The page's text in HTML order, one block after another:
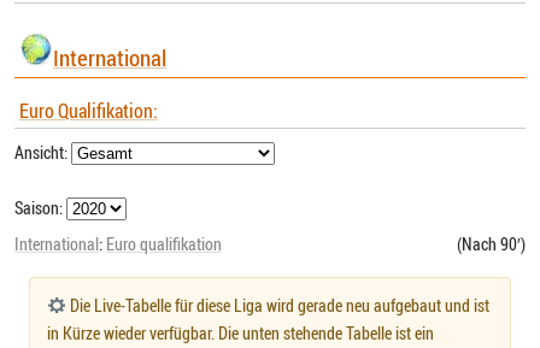
International
Euro Qualifikation:
Ansicht:
Saison:
International: Euro qualifikation (Nach 90′)
Die Live-Tabelle für diese Liga wird gerade neu aufgebaut und ist
in Kürze wieder verfügbar. Die unten stehende Tabelle ist ein